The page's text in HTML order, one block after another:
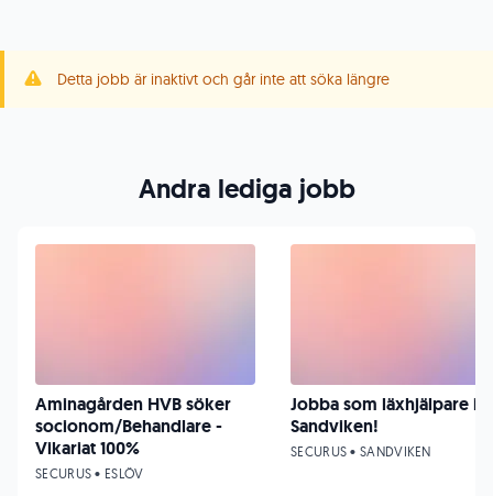
Detta jobb är inaktivt och går inte att söka längre
Andra lediga jobb
Aminagården HVB söker
socionom/Behandlare -
Vikariat 100%
SECURUS • ESLÖV
Jobba som läxhjälpare i
Sandviken!
SECURUS • SANDVIKEN